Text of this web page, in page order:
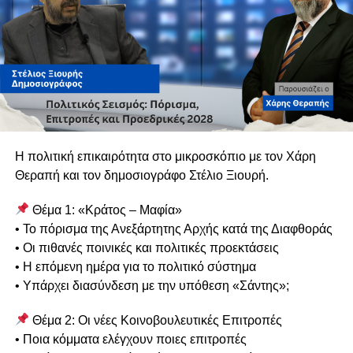
Κι όμως, λίγα χρόνια αργότερα, η Αρχή κατά της
Διαφθοράς, μέσω μιας εκτεταμένης έρευνας, εντόπισε
στοιχεία και ενδείξεις που οδήγησαν σε διαπίστωση
πιθανής διάπραξης σοβαρών ποινικών αδικημάτων, με
αποτέλεσμα να ακολουθήσει νέα αστυνομική διερεύνηση.
Το εύλογο ερώτημα δεν αφορά μόνο την ουσία της
Αφορά το πώς είναι δυνατόν στοιχεία που κρίθηκαν ικανά
εντοπιστεί ή αξιολογηθεί στην πρώτη έρευνα.
Και ακόμη περισσότερο, γιατί τότε δεν ζητήθηκαν
συμπληρωματικές ανακρίσεις ή περαιτέρω διερεύνηση.
Η αξιοπιστία της Δικαιοσύνης δεν κρίνεται μόνο από τις
Η πολιτική επικαιρότητα στο μικροσκόπιο με τον Χάρη
Θεραπή και τον δημοσιογράφο Στέλιο Ξιουρή.
Θέμα 1: «Κράτος – Μαφία»
• Το πόρισμα της Ανεξάρτητης Αρχής κατά της Διαφθοράς
• Οι πιθανές ποινικές και πολιτικές προεκτάσεις
• Η επόμενη ημέρα για το πολιτικό σύστημα
• Υπάρχει διασύνδεση με την υπόθεση «Σάντης»;
Θέμα 2: Οι νέες Κοινοβουλευτικές Επιτροπές
• Ποια κόμματα ελέγχουν ποιες επιτροπές